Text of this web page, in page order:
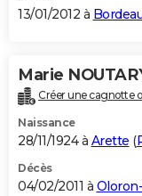
13/01/2012 à
Marie
Créer une cagnotte
Naissance
28/11/1924 à Arette (
Décès
04/02/2011 à